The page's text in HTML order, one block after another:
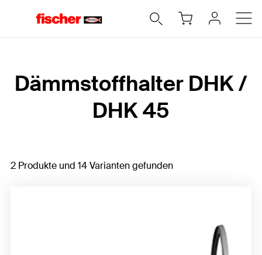
Dämmstoffhalter DHK /
DHK 45
2 Produkte und 14 Varianten gefunden